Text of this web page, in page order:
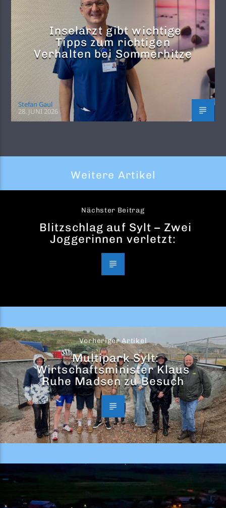
Inselarzt gibt wichtige
Tipps zum richtigen
Verhalten bei Sommerhitze
Stefan Gaul
28. JUNI 2026
Weitere Artikel
Nächster Beitrag
Blitzschlag auf Sylt – Zwei
Joggerinnen verletzt:
Vorheriger Artikel
Multipark Sylt:
Wirtschaftsminister Klaus
Ruhe Madsen zu Besuch